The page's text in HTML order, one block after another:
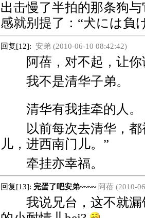
出击慢了半拍的那条狗
感就别提了：“犬には負
回复[12]: 安弟 (2010-06-10 08:42:42)
阿蓓，对不起，让你
我不是清华子弟。
清华有我挂牵的人。
以前每次去清华，
儿，进西南门儿。”
牵挂亦幸福。
回复[13]: 完蛋了吧安弟~~~~ 阿蓓 (2010-
我说兄台，这不就漏